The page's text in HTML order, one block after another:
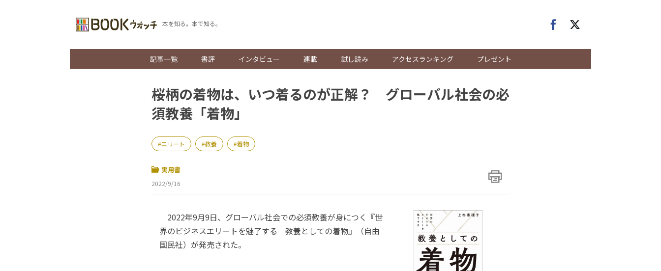
本を知る。本で知る。
記事一覧 書評 インタビュー 連載 試し読み アクセスランキング プレゼント
桜柄の着物は、いつ着るのが正解？ グローバル社会の必
須教養「着物」
エリート 教養 着物
実用書
2022/9/16
2022年9月9日、グローバル社会での必須教養が身につく『世
界のビジネスエリートを魅了する 教養としての着物』（自由
国民社）が発売された。